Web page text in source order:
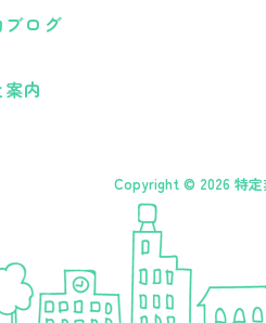
ブログ
内
Copyright © 2026 特